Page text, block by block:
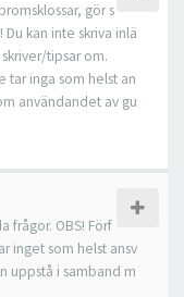
gör s
kan inte skriva inlä
tipsar om.
tar inga som helst an
användandet av gu
frågor. OBS! Förf
inget som helst ansv
uppstå i samband m